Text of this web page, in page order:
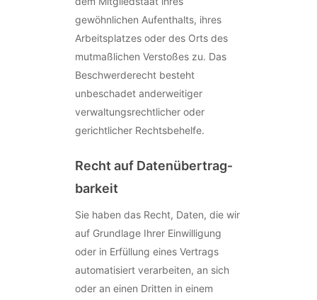
gewöhnlichen Aufenthalts, ihres
Arbeitsplatzes oder des Orts des
mutmaßlichen Verstoßes zu. Das
Beschwerderecht besteht
unbeschadet anderweitiger
verwaltungsrechtlicher oder
gerichtlicher Rechtsbehelfe.
Recht auf Daten­übertrag­
barkeit
Sie haben das Recht, Daten, die wir
auf Grundlage Ihrer Einwilligung
oder in Erfüllung eines Vertrags
automatisiert verarbeiten, an sich
oder an einen Dritten in einem